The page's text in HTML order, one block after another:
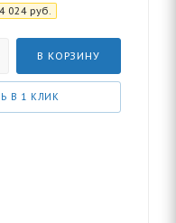
4 024 руб.
В КОРЗИНУ
В 1 КЛИК